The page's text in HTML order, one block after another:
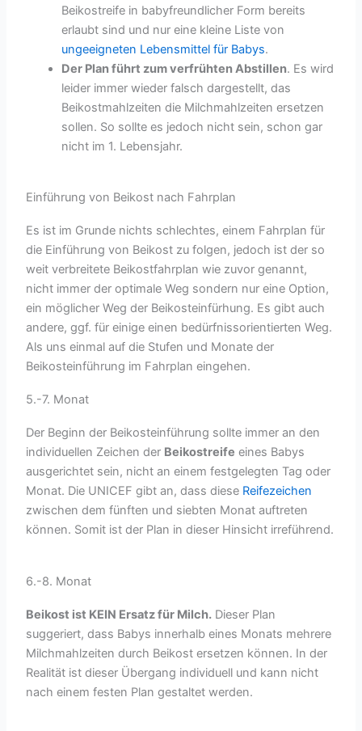
Beikostreife in babyfreundlicher Form bereits
erlaubt sind und nur eine kleine Liste von
ungeeigneten Lebensmittel für Babys.
Der Plan führt zum verfrühten Abstillen. Es wird
leider immer wieder falsch dargestellt, das
Beikostmahlzeiten die Milchmahlzeiten ersetzen
sollen. So sollte es jedoch nicht sein, schon gar
nicht im 1. Lebensjahr.
Einführung von Beikost nach Fahrplan
Es ist im Grunde nichts schlechtes, einem Fahrplan für
die Einführung von Beikost zu folgen, jedoch ist der so
weit verbreitete Beikostfahrplan wie zuvor genannt,
nicht immer der optimale Weg sondern nur eine Option,
ein möglicher Weg der Beikosteinfürhung. Es gibt auch
andere, ggf. für einige einen bedürfnissorientierten Weg.
Als uns einmal auf die Stufen und Monate der
Beikosteinführung im Fahrplan eingehen.
5.-7. Monat
Der Beginn der Beikosteinführung sollte immer an den
individuellen Zeichen der Beikostreife eines Babys
ausgerichtet sein, nicht an einem festgelegten Tag oder
Monat. Die UNICEF gibt an, dass diese Reifezeichen
zwischen dem fünften und siebten Monat auftreten
können. Somit ist der Plan in dieser Hinsicht irreführend.
6.-8. Monat
Beikost ist KEIN Ersatz für Milch. Dieser Plan
suggeriert, dass Babys innerhalb eines Monats mehrere
Milchmahlzeiten durch Beikost ersetzen können. In der
Realität ist dieser Übergang individuell und kann nicht
nach einem festen Plan gestaltet werden.